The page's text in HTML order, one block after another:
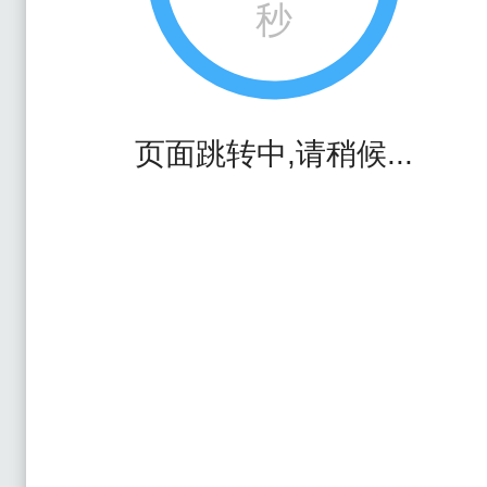
秒
页面跳转中,请稍候...